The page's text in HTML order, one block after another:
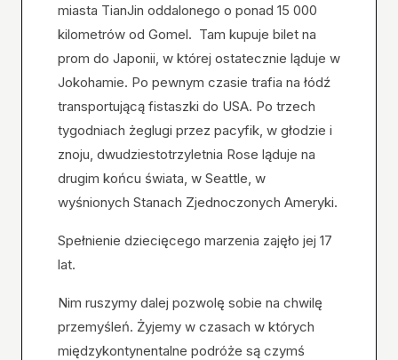
miasta TianJin oddalonego o ponad 15 000
kilometrów od Gomel. Tam kupuje bilet na
prom do Japonii, w której ostatecznie ląduje w
Jokohamie. Po pewnym czasie trafia na łódź
transportującą fistaszki do USA. Po trzech
tygodniach żeglugi przez pacyfik, w głodzie i
znoju, dwudziestotrzyletnia Rose ląduje na
drugim końcu świata, w Seattle, w
wyśnionych Stanach Zjednoczonych Ameryki.
Spełnienie dziecięcego marzenia zajęło jej 17
lat.
Nim ruszymy dalej pozwolę sobie na chwilę
przemyśleń. Żyjemy w czasach w których
międzykontynentalne podróże są czymś